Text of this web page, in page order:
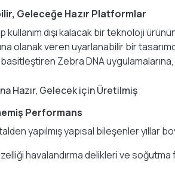
Geleceğe Hazır Platformlar
kullanım dışı kalacak bir teknoloji
olanak veren uyarlanabilir bir
basitleştiren Zebra DNA
Hazır, Gelecek için Üretilmiş
Performans
yapılmış yapısal bileşenler
havalandırma delikleri ve